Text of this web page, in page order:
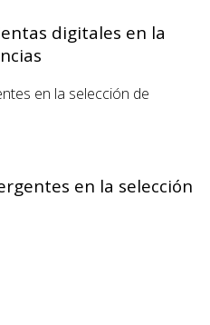
digitales en la
en la selección